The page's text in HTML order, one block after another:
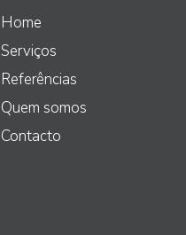
Home
Serviços
Referências
Quem somos
Contacto